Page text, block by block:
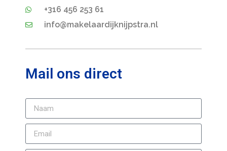
+316 456 253 61
info@makelaardijknijpstra.nl
Mail ons direct